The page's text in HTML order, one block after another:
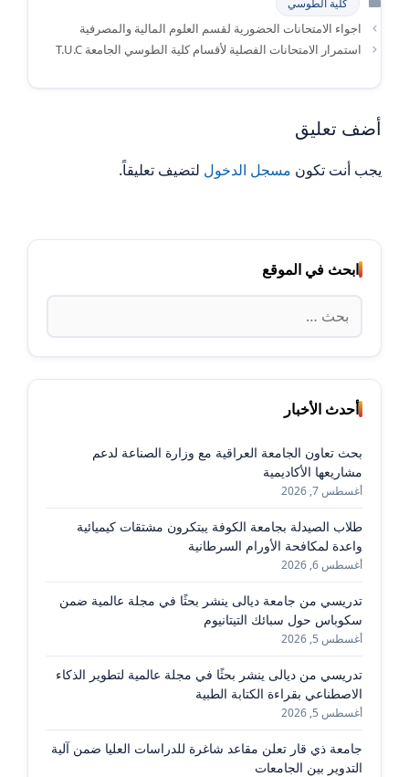
اجواء الامتحانات الحضورية لقسم العلوم المالية والمصرفية
استمرار الامتحانات الفصلية لأقسام كلية الطوسي الجامعة T.U.C
أضف تعليق
يجب أنت تكون مسجل الدخول لتضيف تعليقاً.
ابحث في الموقع
البحث
عن:
أحدث الأخبار
بحث تعاون الجامعة العراقية مع وزارة الصناعة لدعم
مشاريعها الأكاديمية
أغسطس 7, 2026
طلاب الصيدلة بجامعة الكوفة يبتكرون مشتقات كيميائية
واعدة لمكافحة الأورام السرطانية
أغسطس 6, 2026
تدريسي من جامعة ديالى ينشر بحثًا في مجلة عالمية ضمن
سكوباس حول سبائك التيتانيوم
أغسطس 5, 2026
تدريسي من ديالى ينشر بحثًا في مجلة عالمية لتطوير الذكاء
الاصطناعي بقراءة الكتابة الطبية
أغسطس 5, 2026
جامعة ذي قار تعلن مقاعد شاغرة للدراسات العليا ضمن آلية
التدوير بين الجامعات